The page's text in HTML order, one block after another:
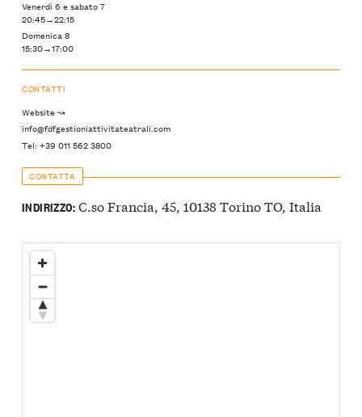
Venerdì 6 e sabato 7
20:45→22:15
Domenica 8
15:30→17:00
CONTATTI
Website ↝
info@fdfgestioniattivitateatrali.com
Tel: +39 011 562 3800
CONTATTA
INDIRIZZO:C.so Francia, 45, 10138 Torino TO, Italia